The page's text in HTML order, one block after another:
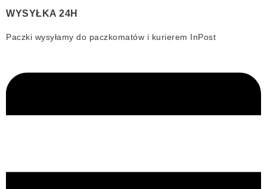
WYSYŁKA 24H
Paczki wysyłamy do paczkomatów i kurierem InPost